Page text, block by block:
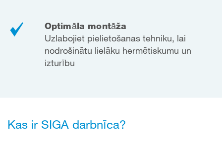
Optimāla montāža
Uzlabojiet pielietošanas tehniku, lai
nodrošinātu lielāku hermētiskumu un
izturību
Kas ir SIGA darbnīca?